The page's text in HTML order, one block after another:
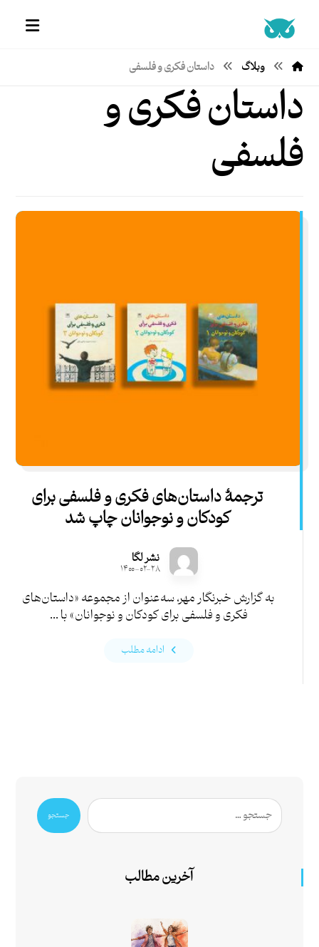
وبلاگ داستان فکری و فلسفی
داستان فکری و
فلسفی
ترجمۀ داستان‌های فکری و فلسفی برای
کودکان و نوجوانان چاپ شد
نشر لگا
۱۴۰۰-۰۲-۲۸
به گزارش خبرنگار مهر، سه‌عنوان از مجموعه «داستان‌های
فکری و فلسفی برای کودکان و نوجوانان» با ...
ادامه مطلب
جستجو
آخرین مطالب